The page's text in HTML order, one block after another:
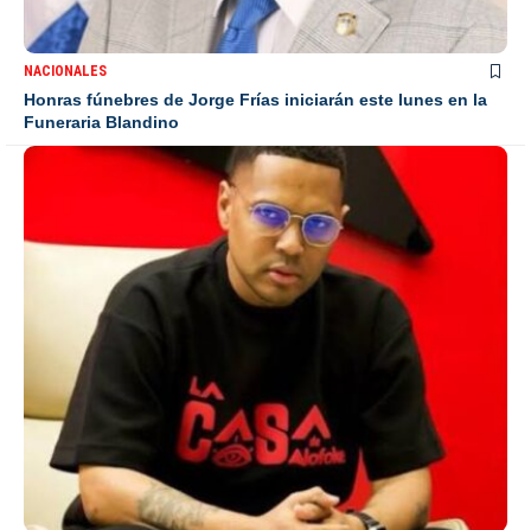
NACIONALES
Honras fúnebres de Jorge Frías iniciarán este lunes en la
Funeraria Blandino